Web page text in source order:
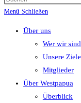
umschalten
Menü Schließen
Über uns
Wer wir sind
Unsere Ziele
Mitglieder
Über Westpapua
Überblick